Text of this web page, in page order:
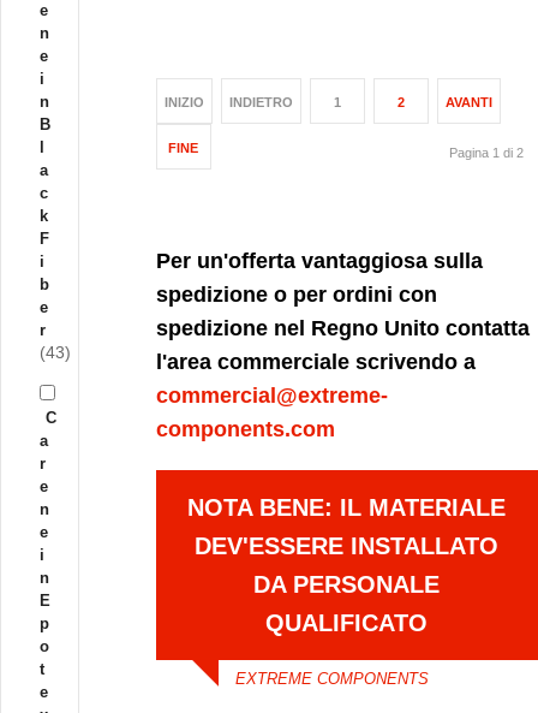
INIZIO INDIETRO 1 2 AVANTI
FINE Pagina 1 di 2
Per un'offerta vantaggiosa sulla
spedizione o per ordini con
spedizione nel Regno Unito contatta
l'area commerciale scrivendo a
commercial@extreme-
components.com
NOTA BENE: IL MATERIALE
DEV'ESSERE INSTALLATO
DA PERSONALE
QUALIFICATO
EXTREME COMPONENTS
e
n
e
i
n
B
a
c
k
F
i
b
e
r
(43)
C
a
r
e
n
e
i
n
E
p
o
t
e